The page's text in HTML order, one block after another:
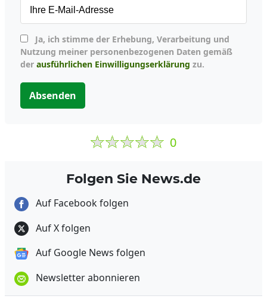
Nutzung meiner personenbezogenen Daten gemäß
der ausführlichen Einwilligungserklärung zu.
Absenden
0
Folgen Sie News.de
Auf Facebook folgen
Auf X folgen
Auf Google News folgen
Newsletter abonnieren